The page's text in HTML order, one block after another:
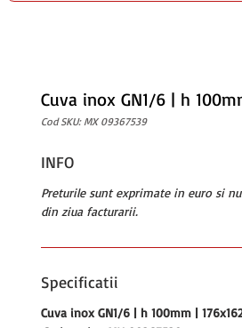
Cuva inox GN1/6 | h
Cod SKU: MX 09367539
INFO
Preturile sunt exprimate in euro si nu
din ziua facturarii.
Specificatii
Cuva inox GN1/6 | h 100mm |